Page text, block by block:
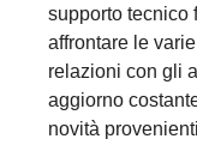
supporto tecnico
affrontare le
relazioni con gli
aggiorno
novità